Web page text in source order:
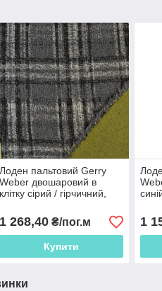
Лоден пальтовий Gerry
Weber двошаровий в
клітку сірий / гірчичний,
1 268,40₴/пог.м
Купити
1